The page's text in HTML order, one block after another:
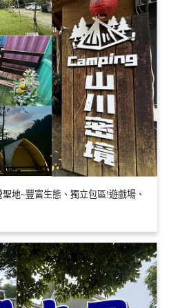
地~豐富生態、獨立包區!遊戲場、